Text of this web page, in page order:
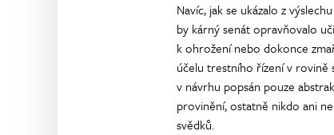
Navíc, jak se ukázalo z
by kárný senát opravňovalo
k ohrožení nebo dokonce
účelu trestního řízení v rovině
v návrhu popsán pouze
provinění, ostatně nikdo ani
svědků.